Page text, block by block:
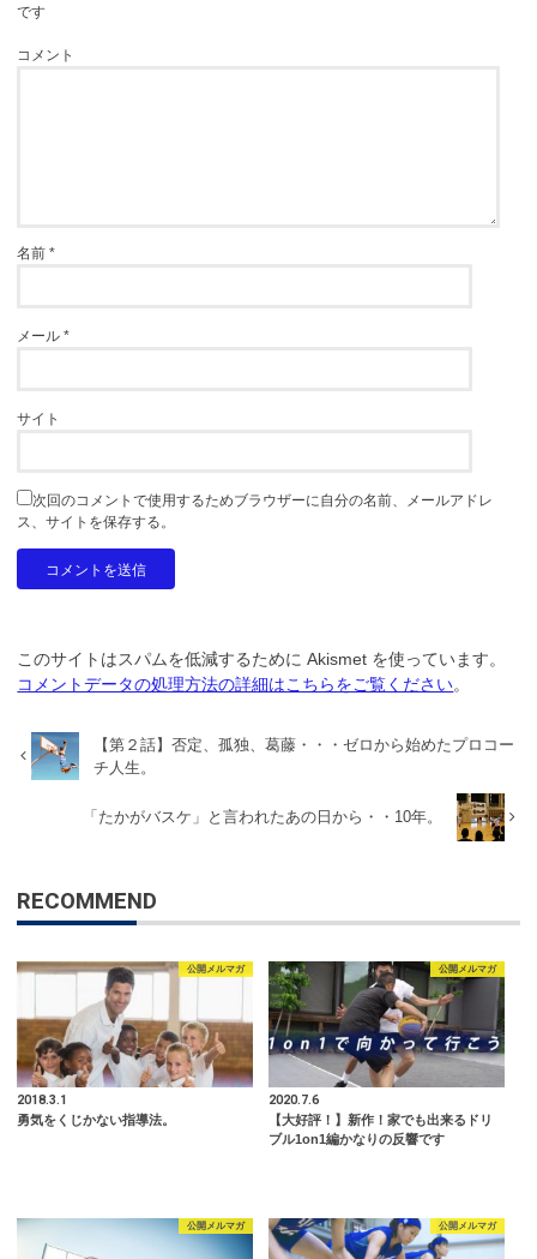
です
コメント
名前*
メール*
サイト
次回のコメントで使用するためブラウザーに自分の名前、メールアドレ
ス、サイトを保存する。
このサイトはスパムを低減するために Akismet を使っています。
コメントデータの処理方法の詳細はこちらをご覧ください。
【第２話】否定、孤独、葛藤・・・ゼロから始めたプロコー
チ人生。
「たかがバスケ」と言われたあの日から・・10年。
RECOMMEND
公開メルマガ
2018.3.1
勇気をくじかない指導法。
公開メルマガ
2020.7.6
【大好評！】新作！家でも出来るドリ
ブル1on1編かなりの反響です
公開メルマガ 公開メルマガ